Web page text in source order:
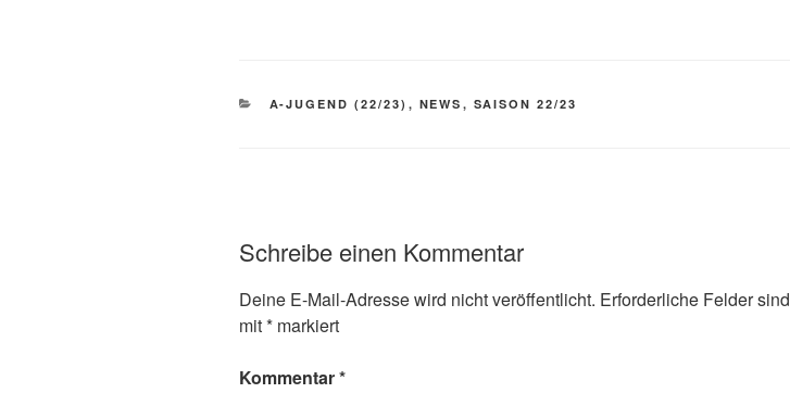
KATEGORIEN
A-JUGEND (22/23) , NEWS , SAISON 22/23
Schreibe einen Kommentar
Deine E-Mail-Adresse wird nicht veröffentlicht. Erforderliche Felder sind
mit* markiert
Kommentar*